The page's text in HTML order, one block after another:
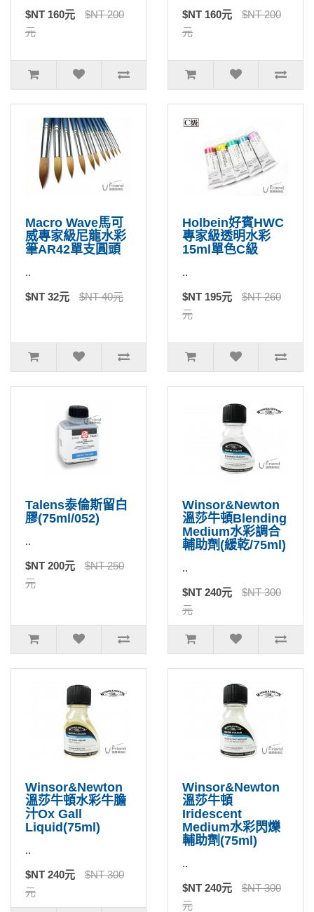
$NT 160元
$NT 200
元
$NT 160元
$NT 200
元
Macro Wave馬可
威專家級尼龍水彩
筆AR42單支圓頭
..
$NT 32元 $NT 40元
Holbein好賓HWC
專家級透明水彩
15ml單色C級
..
$NT 195元
$NT 260
元
Talens泰倫斯留白
膠(75ml/052)
..
$NT 200元
$NT 250
元
Winsor&Newton
溫莎牛頓Blending
Medium水彩調合
輔助劑(緩乾/75ml)
..
$NT 240元
$NT 300
元
Winsor&Newton
溫莎牛頓水彩牛膽
汁Ox Gall
Liquid(75ml)
..
$NT 240元
$NT 300
元
Winsor&Newton
溫莎牛頓
Iridescent
Medium水彩閃爍
輔助劑(75ml)
..
$NT 240元
$NT 300
元